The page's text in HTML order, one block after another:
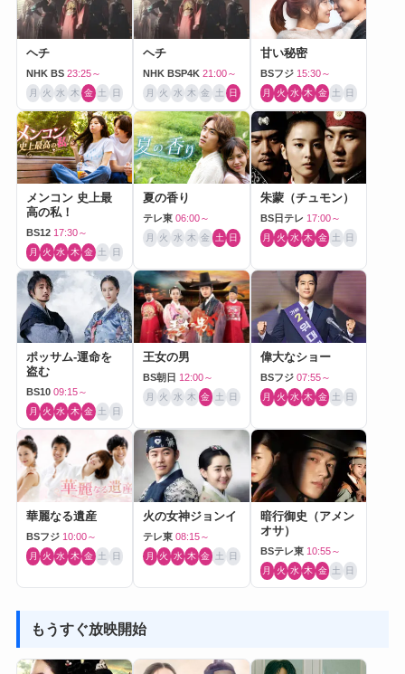
ヘチ
NHK BS 23:25～
月 火 水 木 金 土 日
ヘチ
NHK BSP4K 21:00～
月 火 水 木 金 土 日
甘い秘密
BSフジ 15:30～
月 火 水 木 金 土 日
メンコン 史上最
高の私！
BS12 17:30～
月 火 水 木 金 土 日
夏の香り
テレ東 06:00～
月 火 水 木 金 土 日
朱蒙（チュモン）
BS日テレ 17:00～
月 火 水 木 金 土 日
ポッサム-運命を
盗む
BS10 09:15～
月 火 水 木 金 土 日
王女の男
BS朝日 12:00～
月 火 水 木 金 土 日
偉大なショー
BSフジ 07:55～
月 火 水 木 金 土 日
華麗なる遺産
BSフジ 10:00～
月 火 水 木 金 土 日
火の女神ジョンイ
テレ東 08:15～
月 火 水 木 金 土 日
暗行御史（アメン
オサ）
BSテレ東 10:55～
月 火 水 木 金 土 日
もうすぐ放映開始